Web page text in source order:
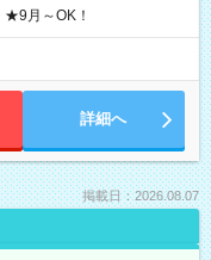
月～OK！
詳細へ
掲載日：2026.08.07